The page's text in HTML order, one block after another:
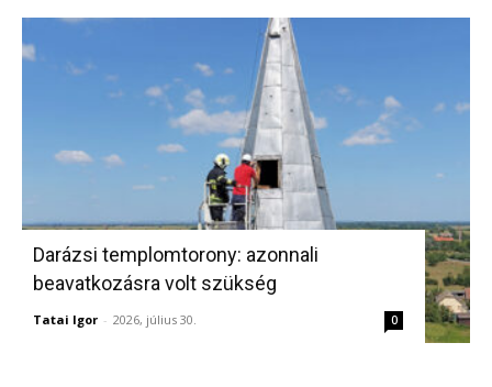
Darázsi templomtorony: azonnali
beavatkozásra volt szükség
Tatai Igor - 2026, július 30. 0